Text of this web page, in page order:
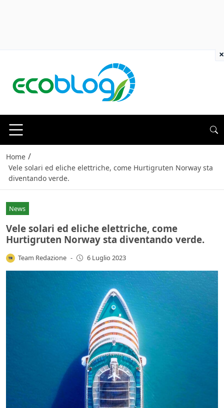
Home /
Vele solari ed eliche elettriche, come Hurtigruten Norway sta
diventando verde.
News
Vele solari ed eliche elettriche, come
Hurtigruten Norway sta diventando verde.
Team Redazione - 6 Luglio 2023
×